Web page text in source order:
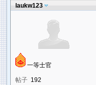
laukw123
一等士官
帖子 192